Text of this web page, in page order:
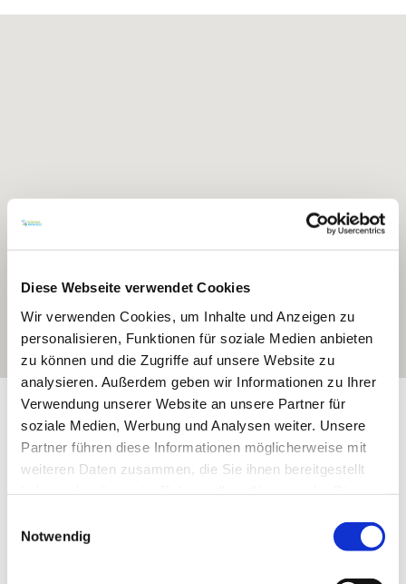
Diese Webseite verwendet Cookies
Wir verwenden Cookies, um Inhalte und Anzeigen zu
personalisieren, Funktionen für soziale Medien anbieten
zu können und die Zugriffe auf unsere Website zu
analysieren. Außerdem geben wir Informationen zu Ihrer
Verwendung unserer Website an unsere Partner für
soziale Medien, Werbung und Analysen weiter. Unsere
Partner führen diese Informationen möglicherweise mit
weiteren Daten zusammen, die Sie ihnen bereitgestellt
Notwendig
Exposition: